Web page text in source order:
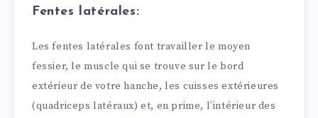
Fentes latérales:
Les fentes latérales font travailler le moyen
fessier, le muscle qui se trouve sur le bord
extérieur de votre hanche, les cuisses extérieures
(quadriceps latéraux) et, en prime, l’intérieur des